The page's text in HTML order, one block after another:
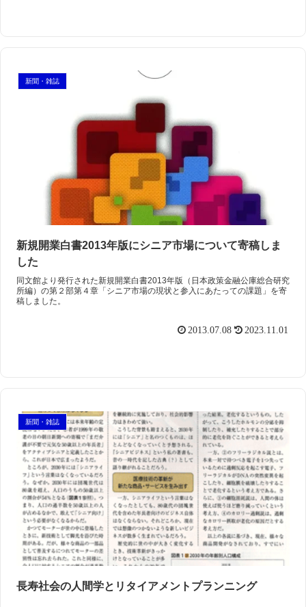
新聞・雑誌
新規開業白書2013年版にシニア市場について寄稿しま
した
同文館より発行された新規開業白書2013年版（日本政策金融公庫総合研究
所編）の第２部第４章「シニア市場の現状と参入にあたっての課題」を寄
稿しました。
2013.07.08 2023.11.01
新聞・雑誌
長寿社会の人間学とリタイアメントプランニング